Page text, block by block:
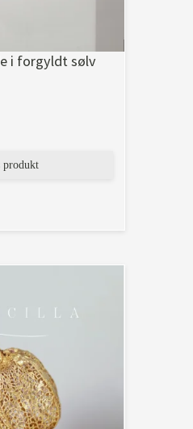
i forgyldt sølv
produkt